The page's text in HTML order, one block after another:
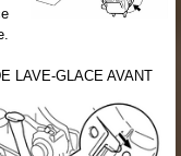
LAVE-GLACE AVANT